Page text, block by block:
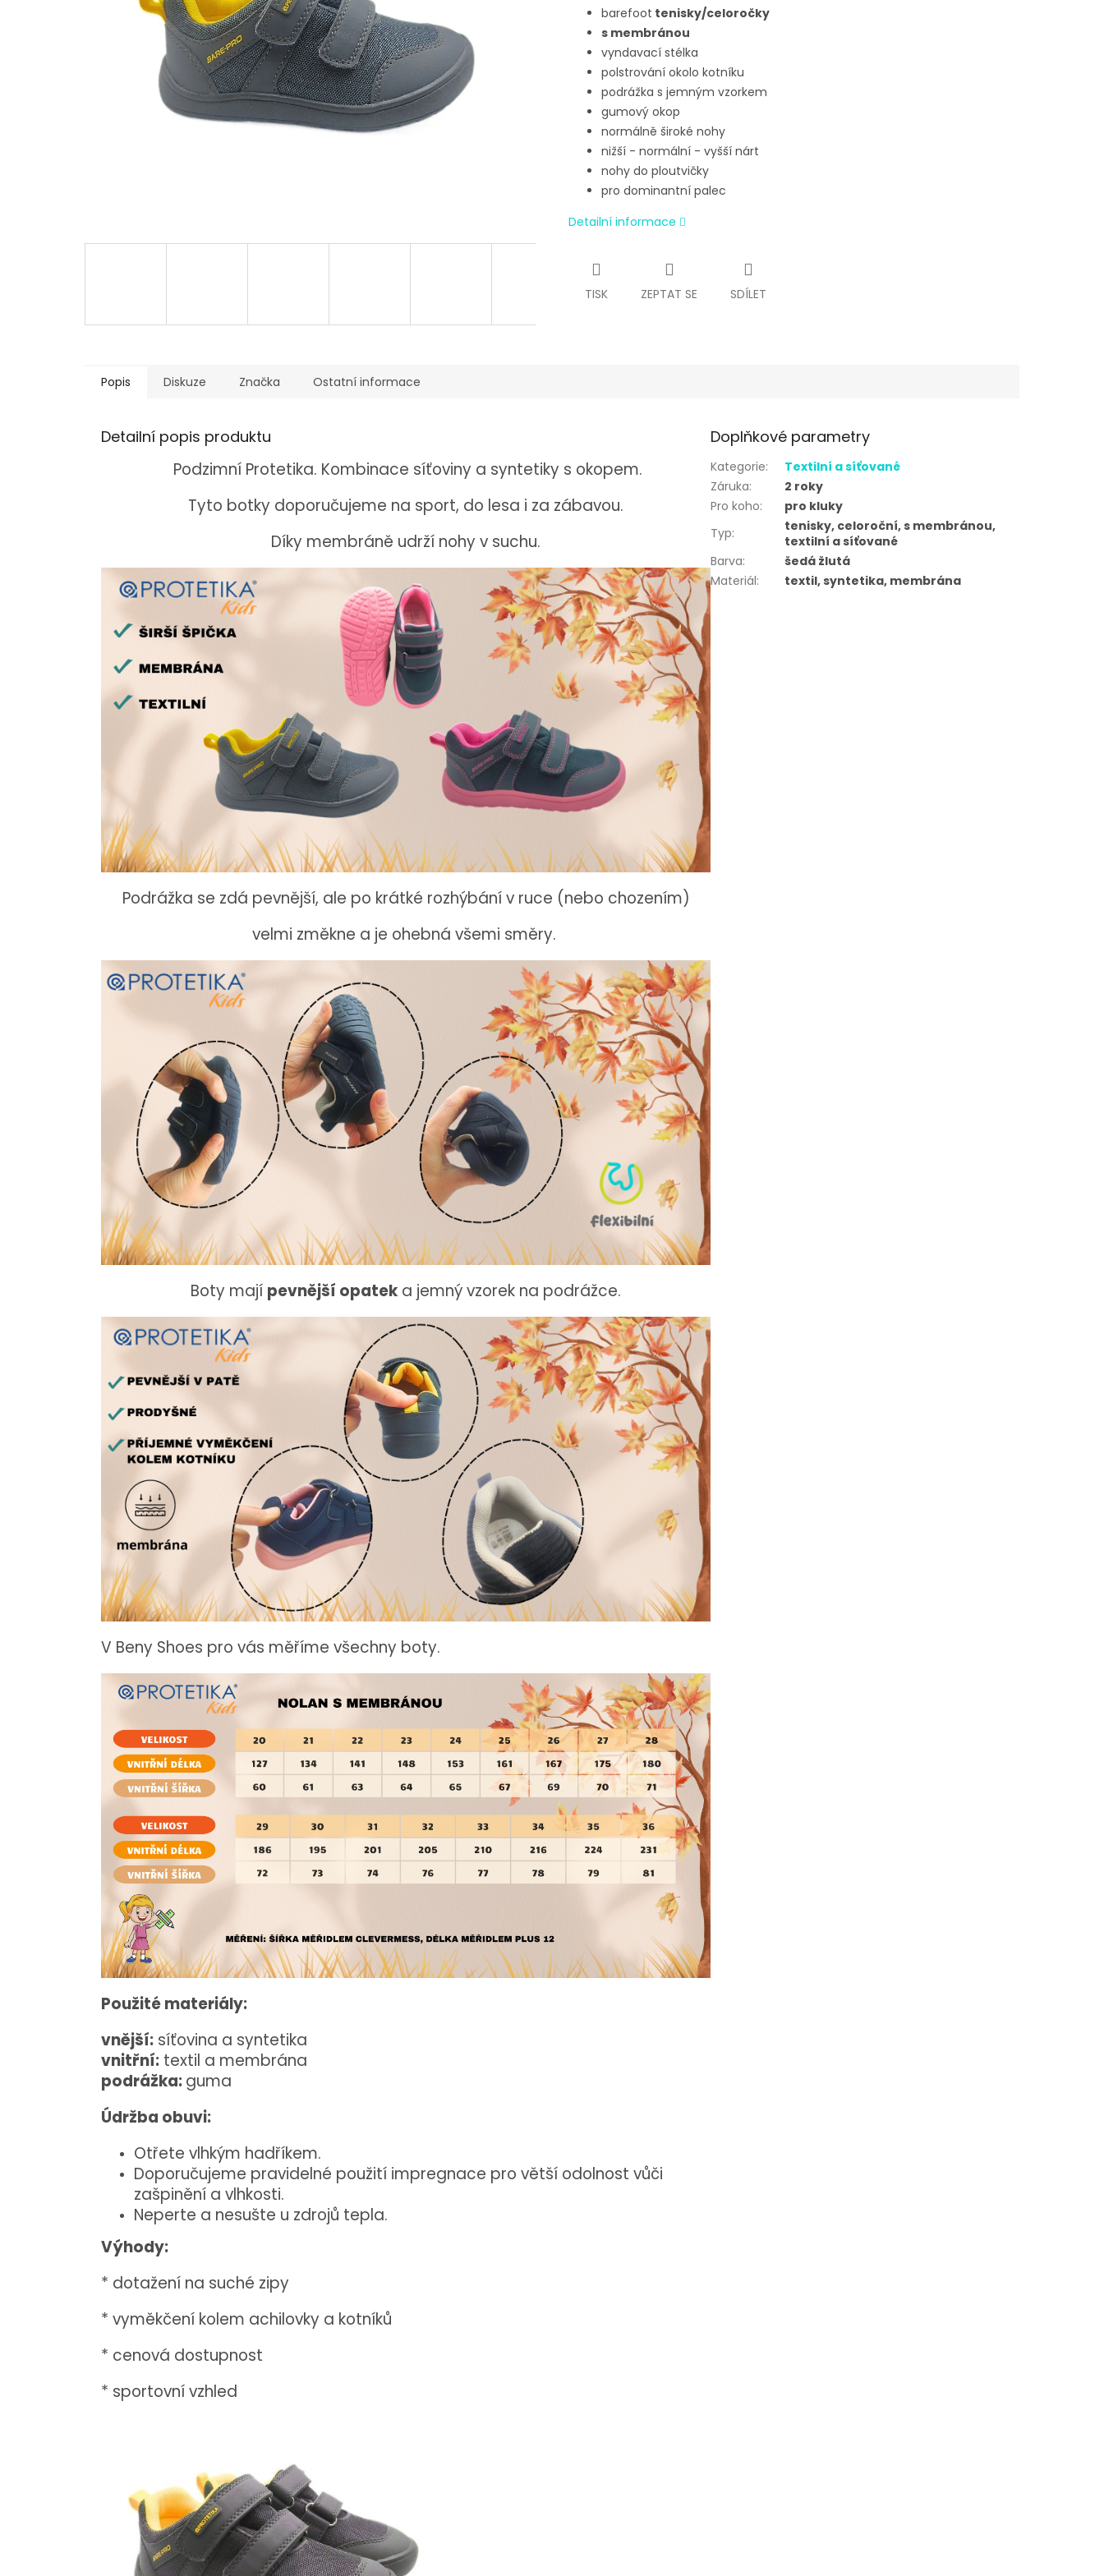
barefoot tenisky/celoročky
s membránou
vyndavací stélka
polstrování okolo kotníku
podrážka s jemným vzorkem
gumový okop
normálně široké nohy
nižší - normální - vyšší nárt
nohy do ploutvičky
pro dominantní palec
Detailní informace
TISK ZEPTAT SE SDÍLET
Popis Diskuze Značka Ostatní informace
Detailní popis produktu
Podzimní Protetika. Kombinace síťoviny a syntetiky s okopem.
Tyto botky doporučujeme na sport, do lesa i za zábavou.
Díky membráně udrží nohy v suchu.
Podrážka se zdá pevnější, ale po krátké rozhýbání v ruce (nebo chozením)
velmi změkne a je ohebná všemi směry.
Boty mají pevnější opatek a jemný vzorek na podrážce.
V Beny Shoes pro vás měříme všechny boty.
Použité materiály:
vnější: síťovina a syntetika
vnitřní: textil a membrána
podrážka:guma
Údržba obuvi:
Otřete vlhkým hadříkem.
Doporučujeme pravidelné použití impregnace pro větší odolnost vůči
zašpinění a vlhkosti.
Neperte a nesušte u zdrojů tepla.
Výhody:
* dotažení na suché zipy
* vyměkčení kolem achilovky a kotníků
* cenová dostupnost
* sportovní vzhled
Doplňkové parametry
Kategorie:
Textilní a síťované
Záruka:
2 roky
Pro koho:
pro kluky
Typ:
tenisky, celoroční, s membránou,
textilní a síťované
Barva:
šedá žlutá
Materiál: textil, syntetika, membrána